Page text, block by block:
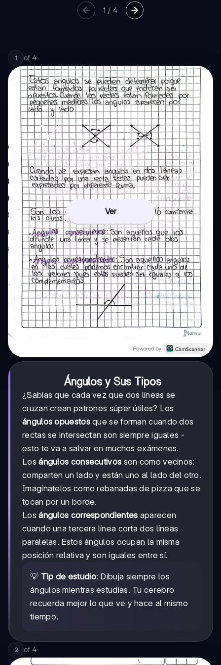
1 /4
1 of 4
Ver
Ángulos y Sus Tipos
¿Sabías que cada vez que dos líneas se
cruzan crean patrones súper útiles? Los
ángulos opuestosque se forman cuando dos
rectas se intersectan son siempre iguales -
esto te va a salvar en muchos exámenes.
Losángulos consecutivos son como vecinos:
comparten un lado y están uno al lado del otro.
Imagínatelos como rebanadas de pizza que se
tocan por un borde.
Losángulos correspondientes aparecen
cuando una tercera línea corta dos líneas
paralelas. Estos ángulos ocupan la misma
posición relativa y son iguales entre sí.
💡 Tip de estudio: Dibuja siempre los
ángulos mientras estudias. Tu cerebro
recuerda mejor lo que ve y hace al mismo
tiempo.
2 of 4